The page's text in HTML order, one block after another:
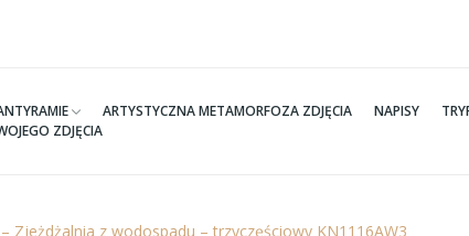
ARTYSTYCZNA METAMORFOZA ZDJĘCIA NAPISY
ZDJĘCIA
Zjeżdżalnia z wodospadu – trzyczęściowy KN1116AW3